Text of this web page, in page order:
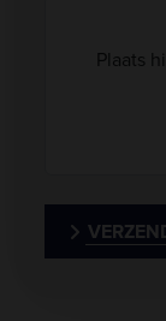
Plaats